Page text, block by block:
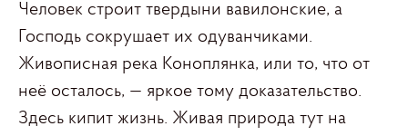
Человек строит твердыни вавилонские, а
Господь сокрушает их одуванчиками.
Живописная река Коноплянка, или то, что от
неё осталось, — яркое тому доказательство.
Здесь кипит жизнь. Живая природа тут на